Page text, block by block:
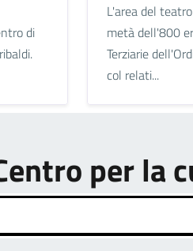
di
L'area del
metà dell'800
Terziarie
col relati...
per la